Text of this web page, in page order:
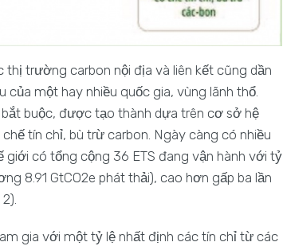
trường carbon nội địa và liên kết cũng dần
một hay nhiều quốc gia, vùng lãnh thổ.
buộc, được tạo thành dựa trên cơ sở hệ
tín chỉ, bù trừ carbon. Ngày càng có nhiều
giới có tổng cộng 36 ETS đang vận hành với tỷ
8.91 GtCO2e phát thải), cao hơn gấp ba lần
gia với một tỷ lệ nhất định các tín chỉ từ các